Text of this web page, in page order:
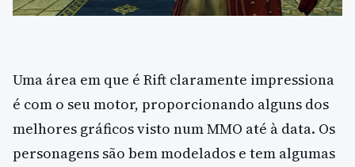
Uma área em que é Rift claramente impressiona
é com o seu motor, proporcionando alguns dos
melhores gráficos visto num MMO até à data. Os
personagens são bem modelados e tem algumas